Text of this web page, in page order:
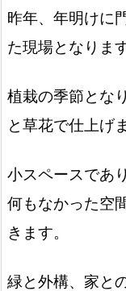
昨年、年明けに
た現場となりま
植栽の季節とな
と草花で仕上げ
小スペースであ
何もなかった空
きます。
緑と外構、家と